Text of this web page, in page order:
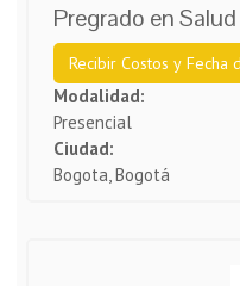
Pregrado en Salud
Recibir Costos y Fecha
Modalidad:
Presencial
Ciudad:
Bogota, Bogotá